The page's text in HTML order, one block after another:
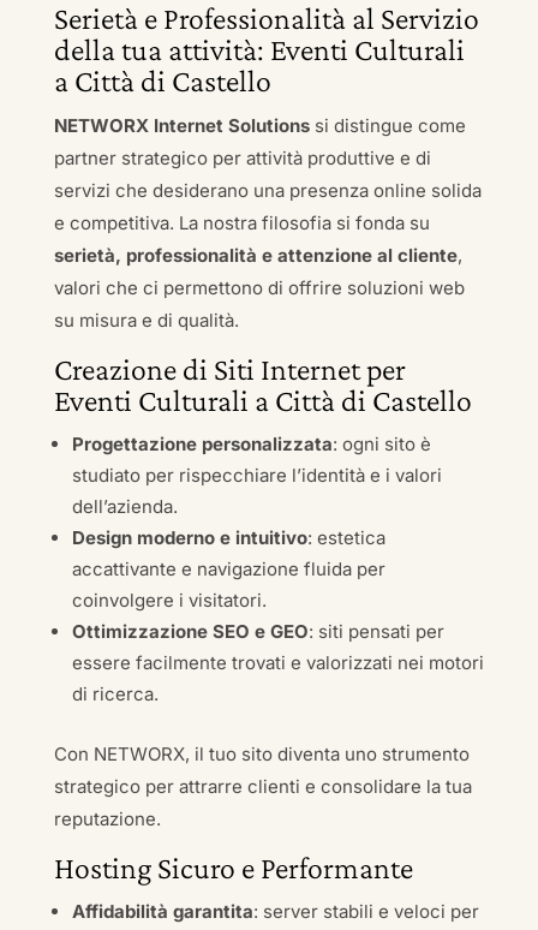
Serietà e Professionalità al Servizio
della tua attività: Eventi Culturali
a Città di Castello
NETWORX Internet Solutionssi distingue come
partner strategico per attività produttive e di
servizi che desiderano una presenza online solida
e competitiva. La nostra filosofia si fonda su
serietà, professionalità e attenzione al cliente,
valori che ci permettono di offrire soluzioni web
su misura e di qualità.
Creazione di Siti Internet per
Eventi Culturali a Città di Castello
Progettazione personalizzata: ogni sito è
studiato per rispecchiare l’identità e i valori
dell’azienda.
Design moderno e intuitivo: estetica
accattivante e navigazione fluida per
coinvolgere i visitatori.
Ottimizzazione SEO e GEO: siti pensati per
essere facilmente trovati e valorizzati nei motori
di ricerca.
Con NETWORX, il tuo sito diventa uno strumento
strategico per attrarre clienti e consolidare la tua
reputazione.
Hosting Sicuro e Performante
Affidabilità garantita: server stabili e veloci per